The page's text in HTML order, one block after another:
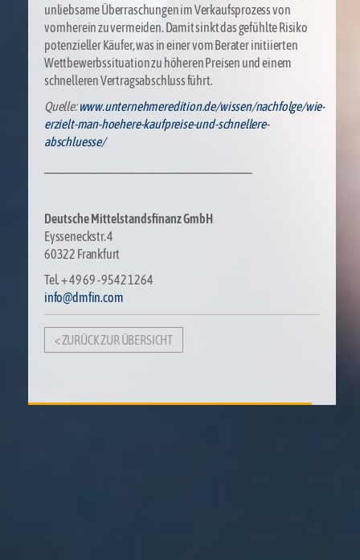
unliebsame Überraschungen im Verkaufsprozess von
vornherein zu vermeiden. Damit sinkt das gefühlte Risiko
potenzieller Käufer, was in einer vom Berater initiierten
Wettbewerbssituation zu höheren Preisen und einem
schnelleren Vertragsabschluss führt.
Quelle:www.unternehmeredition.de/wissen/nachfolge/wie-
erzielt-man-hoehere-kaufpreise-und-schnellere-
abschluesse/
Deutsche Mittelstandsfinanz GmbH
Eysseneckstr. 4
60322 Frankfurt
Tel. + 49 69 - 9542 1264
info@dmfin.com
< ZURÜCK ZUR ÜBERSICHT